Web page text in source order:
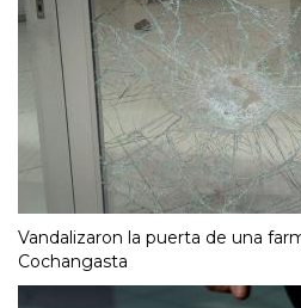
Vandalizaron la puerta de una
Cochangasta